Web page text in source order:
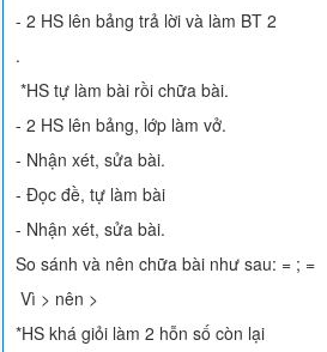
- 2 HS lên bảng trả lời và làm BT 2
.
*HS tự làm bài rồi chữa bài.
- 2 HS lên bảng, lớp làm vở.
- Nhận xét, sửa bài.
- Đọc đề, tự làm bài
- Nhận xét, sửa bài.
So sánh và nên chữa bài như sau: = ; =
Vì > nên >
*HS khá giỏi làm 2 hỗn số còn lại